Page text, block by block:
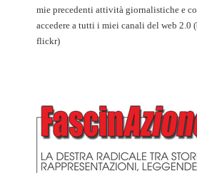
mie precedenti attività giornalistiche e
accedere a tutti i miei canali del web 2.0
flickr)